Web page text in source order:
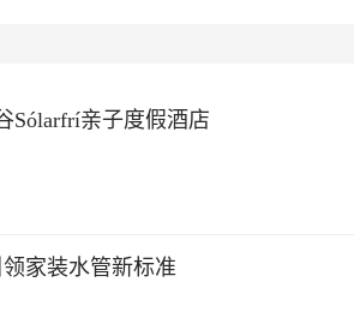
Sólarfrí亲子度假酒店
家装水管新标准